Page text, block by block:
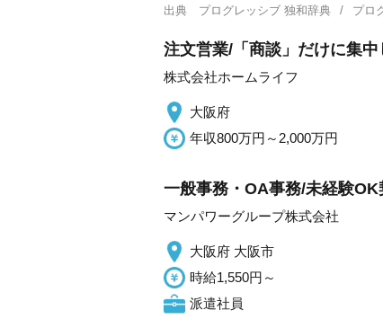
出典 プログレッシブ 独和辞典 プロ
注文営業/「商談」だけに集
株式会社ホームライフ
大阪府
年収800万円～2,000万円
一般事務・OA事務/未経験
マンパワーグループ株式会社
大阪府 大阪市
時給1,550円～
派遣社員